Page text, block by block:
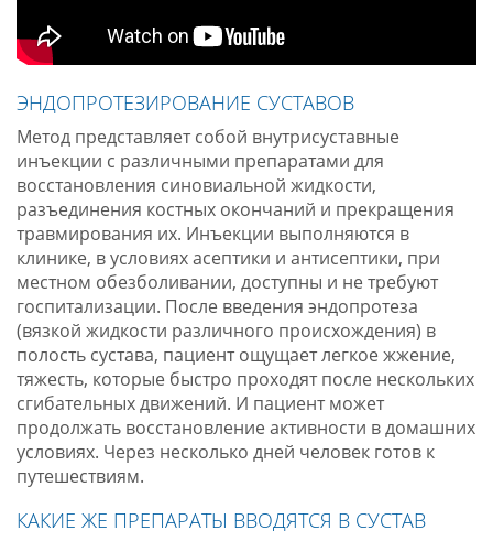
ЭНДОПРОТЕЗИРОВАНИЕ СУСТАВОВ
Метод представляет собой внутрисуставные
инъекции с различными препаратами для
восстановления синовиальной жидкости,
разъединения костных окончаний и прекращения
травмирования их. Инъекции выполняются в
клинике, в условиях асептики и антисептики, при
местном обезболивании, доступны и не требуют
госпитализации. После введения эндопротеза
(вязкой жидкости различного происхождения) в
полость сустава, пациент ощущает легкое жжение,
тяжесть, которые быстро проходят после нескольких
сгибательных движений. И пациент может
продолжать восстановление активности в домашних
условиях. Через несколько дней человек готов к
путешествиям.
КАКИЕ ЖЕ ПРЕПАРАТЫ ВВОДЯТСЯ В СУСТАВ